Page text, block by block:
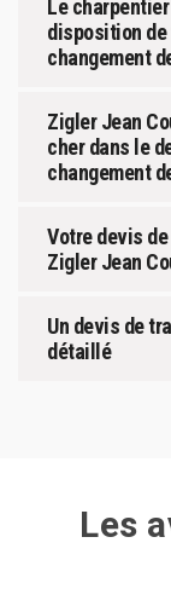
Le
disposition de
changement
Zigler Jean
cher dans le
changement
Votre devis
Zigler Jean
Un devis de
détaillé
Les